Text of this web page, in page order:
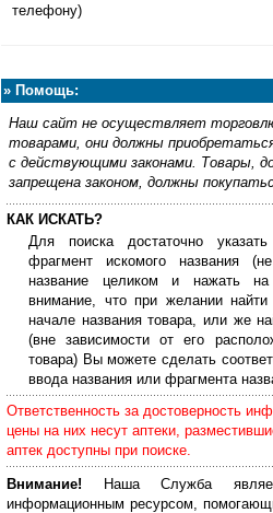
телефону)
» Помощь:
Наш сайт не осуществляет
товарами, они должны
с действующими законами. Товары,
запрещена законом, должны
КАК ИСКАТЬ?
Для поиска достаточно
фрагмент искомого названия
название целиком и нажать
внимание, что при желании
начале названия товара, или же
(вне зависимости от его
товара) Вы можете сделать
ввода названия или фрагмента
Ответственность за достоверность
цены на них несут аптеки,
аптек доступны при поиске.
Внимание! Наша Служба
информационным ресурсом,